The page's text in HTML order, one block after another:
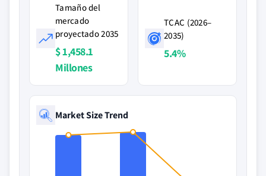
Tamaño del
mercado
proyectado 2035
$ 1,458.1
Millones
TCAC (2026–
2035)
5.4%
Market Size Trend